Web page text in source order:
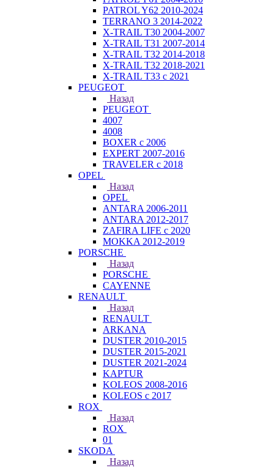
PATROL Y62 2010-2024
TERRANO 3 2014-2022
X-TRAIL T30 2004-2007
X-TRAIL T31 2007-2014
X-TRAIL T32 2014-2018
X-TRAIL T32 2018-2021
X-TRAIL T33 с 2021
PEUGEOT
Назад
PEUGEOT
4007
4008
BOXER с 2006
EXPERT 2007-2016
TRAVELER с 2018
OPEL
Назад
OPEL
ANTARA 2006-2011
ANTARA 2012-2017
ZAFIRA LIFE с 2020
MOKKA 2012-2019
PORSCHE
Назад
PORSCHE
CAYENNE
RENAULT
Назад
RENAULT
ARKANA
DUSTER 2010-2015
DUSTER 2015-2021
DUSTER 2021-2024
KAPTUR
KOLEOS 2008-2016
KOLEOS с 2017
ROX
Назад
ROX
01
SKODA
Назад